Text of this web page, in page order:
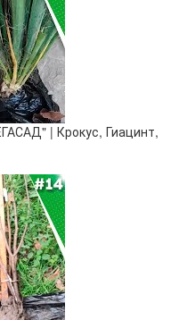
| Крокус, Гиацинт,